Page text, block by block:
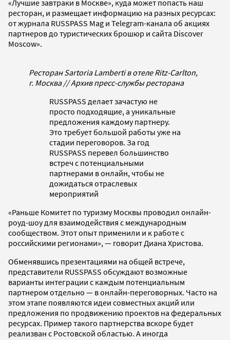
«Лучшие завтраки в Москве», куда может попасть наш
ресторан, и размещает информацию на разных ресурсах:
от журнала RUSSPASS Mag и Telegram-канала об акциях
партнеров до туристических брошюр и сайта Discover
Moscow».
Ресторан Sartoria Lamberti в отеле Ritz-Carlton,
г. Москва // Архив пресс-службы ресторана
RUSSPASS делает зачастую не
просто подходящие, а уникальные
предложения каждому партнеру.
Это требует большой работы уже на
стадии переговоров. За год
RUSSPASS перевел большинство
встреч с потенциальными
партнерами в онлайн, чтобы не
дожидаться отраслевых
мероприятий
«Раньше Комитет по туризму Москвы проводил онлайн-
роуд-шоу для взаимодействия с международным
сообществом. Этот опыт применили и к работе с
российскими регионами», — говорит Диана Христова.
Обменявшись презентациями на общей встрече,
представители RUSSPASS обсуждают возможные
варианты интеграции с каждым потенциальным
партнером отдельно — в онлайн-переговорных. Часто на
этом этапе появляются идеи совместных акций или
предложения по продвижению проектов на федеральных
ресурсах. Пример такого партнерства вскоре будет
реализван с Ростовской областью. А иногда